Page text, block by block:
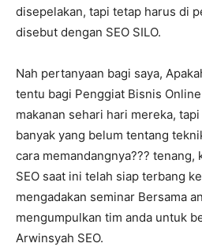
disepelakan, tapi tetap harus di
disebut dengan SEO SILO.
Nah pertanyaan bagi saya,
tentu bagi Penggiat Bisnis
makanan sehari hari mereka,
banyak yang belum tentang
cara memandangnya??? tenang,
SEO saat ini telah siap terbang
mengadakan seminar Bersama
mengumpulkan tim anda untuk
Arwinsyah SEO.